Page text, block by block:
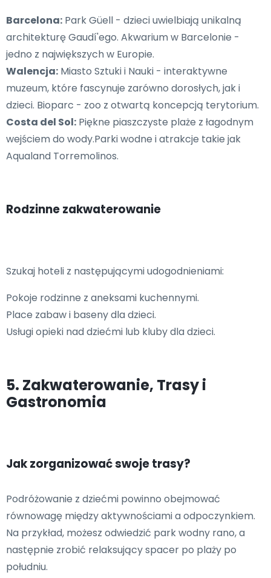
Barcelona: Park Güell - dzieci uwielbiają unikalną
architekturę Gaudí'ego. Akwarium w Barcelonie -
jedno z największych w Europie.
Walencja: Miasto Sztuki i Nauki - interaktywne
muzeum, które fascynuje zarówno dorosłych, jak i
dzieci. Bioparc - zoo z otwartą koncepcją terytorium.
Costa del Sol: Piękne piaszczyste plaże z łagodnym
wejściem do wody.Parki wodne i atrakcje takie jak
Aqualand Torremolinos.
Rodzinne zakwaterowanie
Szukaj hoteli z następującymi udogodnieniami:
Pokoje rodzinne z aneksami kuchennymi.
Place zabaw i baseny dla dzieci.
Usługi opieki nad dziećmi lub kluby dla dzieci.
5. Zakwaterowanie, Trasy i
Gastronomia
Jak zorganizować swoje trasy?
Podróżowanie z dziećmi powinno obejmować
równowagę między aktywnościami a odpoczynkiem.
Na przykład, możesz odwiedzić park wodny rano, a
następnie zrobić relaksujący spacer po plaży po
południu.